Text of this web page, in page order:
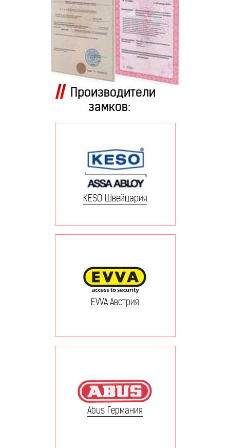
Производители
замков:
KESO Швейцария
EVVA Австрия
Abus Германия